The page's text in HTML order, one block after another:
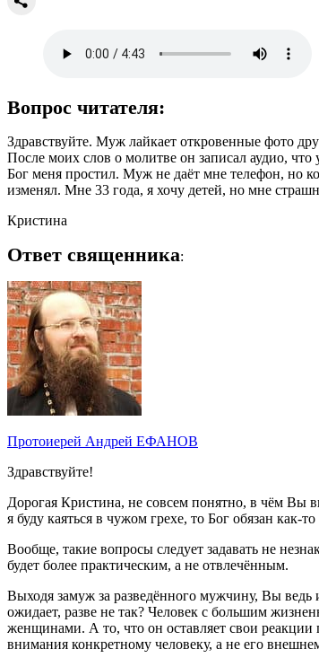
Вопрос читателя:
Здравствуйте. Муж лайкает откровенные фото
После моих слов о молитве он записал аудио, что
Бог меня простил. Муж не даёт мне телефон, но
изменял. Мне 33 года, я хочу детей, но мне
Кристина
Ответ священника:
Протоиерей Андрей ЕФАНОВ
Здравствуйте!
Дорогая Кристина, не совсем понятно, в чём Вы
я буду каяться в чужом грехе, то Бог обязан
Вообще, такие вопросы следует задавать не
будет более практическим, а не отвлечённым.
Выходя замуж за разведённого мужчину, Вы ведь
ожидает, разве не так? Человек с большим
женщинами. А то, что он оставляет свои
внимания конкретному человеку, а не его